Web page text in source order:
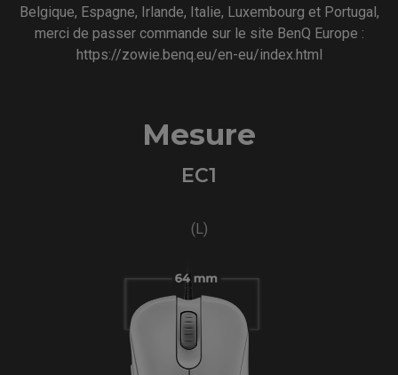
Belgique, Espagne, Irlande, Italie, Luxembourg et Portugal,
merci de passer commande sur le site BenQ Europe :
https://zowie.benq.eu/en-eu/index.html
Mesure
EC1
(L)